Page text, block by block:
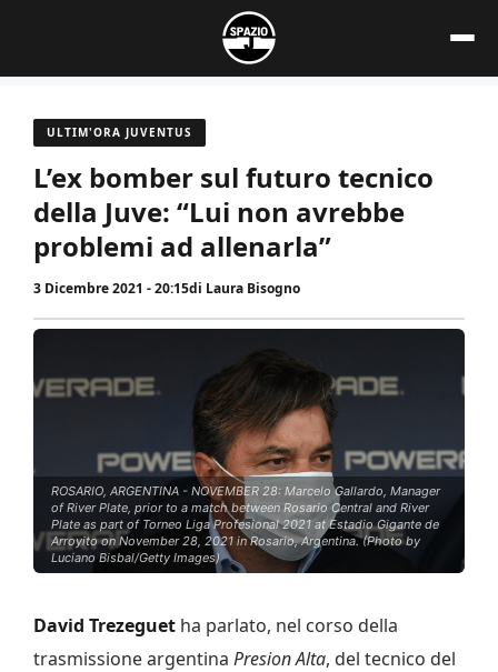
contenuto
ULTIM'ORA JUVENTUS
L’ex bomber sul futuro tecnico
della Juve: “Lui non avrebbe
problemi ad allenarla”
3 Dicembre 2021 - 20:15di Laura Bisogno
ROSARIO, ARGENTINA - NOVEMBER 28: Marcelo Gallardo, Manager
of River Plate, prior to a match between Rosario Central and River
Plate as part of Torneo Liga Profesional 2021 at Estadio Gigante de
Arroyito on November 28, 2021 in Rosario, Argentina. (Photo by
Luciano Bisbal/Getty Images)
David Trezeguet ha parlato, nel corso della
trasmissione argentina Presion Alta, del tecnico del